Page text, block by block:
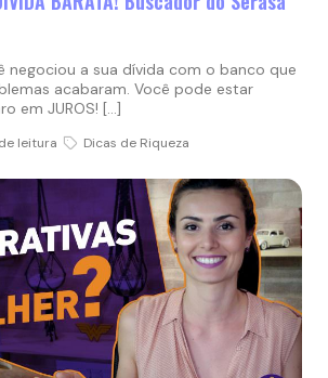
negociou a sua dívida com o banco que
acabaram. Você pode estar
em JUROS! […]
leitura Dicas de Riqueza